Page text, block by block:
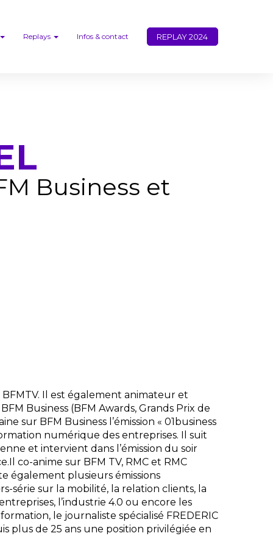
Replays Infos & contact REPLAY 2024
Business et
BFMTV. Il est également animateur et
Business (BFM Awards, Grands Prix de
sur BFM Business l’émission « 01business
numérique des entreprises. Il suit
et intervient dans l’émission du soir
co-anime sur BFM TV, RMC et RMC
également plusieurs émissions
série sur la mobilité, la relation clients, la
l’industrie 4.0 ou encore les
le journaliste spécialisé FREDERIC
plus de 25 ans une position privilégiée en